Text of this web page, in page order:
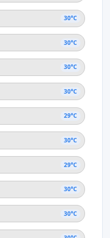
30°C
30°C
30°C
30°C
29°C
30°C
29°C
30°C
30°C